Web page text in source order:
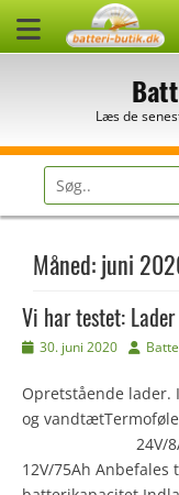
Læs de
Søg
efter:
Måned:juni
Vi har testet: Lader
Udgivet
30. juni 2020
Opretstående
og
24V/
12V/75Ah